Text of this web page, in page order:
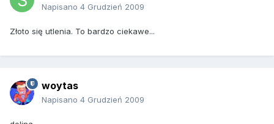
Napisano 4 Grudzień 2009
Złoto się utlenia. To bardzo ciekawe...
woytas
Napisano 4 Grudzień 2009